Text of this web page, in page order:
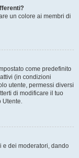
un colore ai membri di
come predefinito
(in condizioni
utente, permessi diversi
di modificare il tuo
Utente.
e dei moderatori, dando